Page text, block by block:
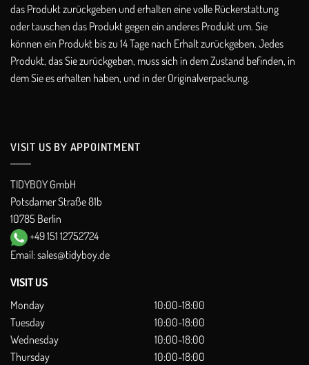
das Produkt zurückgeben und erhalten eine volle Rückerstattung
oder tauschen das Produkt gegen ein anderes Produkt um. Sie
können ein Produkt bis zu 14 Tage nach Erhalt zurückgeben. Jedes
Produkt, das Sie zurückgeben, muss sich in dem Zustand befinden, in
dem Sie es erhalten haben, und in der Originalverpackung.
VISIT US BY APPOINTMENT
TIDYBOY GmbH
Potsdamer Straße 81b
10785 Berlin
+49 151 12752724
Email:sales@tidyboy.de
VISIT US
Monday
10:00-18:00
Tuesday
10:00-18:00
Wednesday
10:00-18:00
Thursday
10:00-18:00